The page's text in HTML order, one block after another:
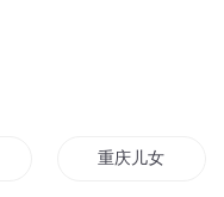
重庆儿女